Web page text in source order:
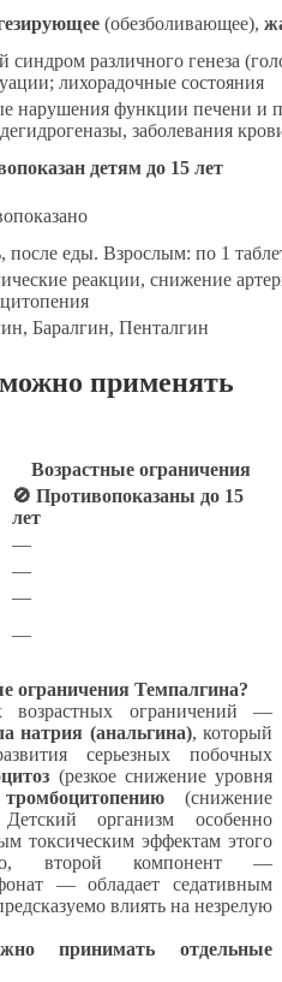
(обезболивающее),
синдром различного генеза
лихорадочные состояния
нарушения функции печени и
заболевания
детям до 15 лет
после еды. Взрослым: по 1
реакции, снижение
Баралгин, Пенталгин
применять
Возрастные ограничения
🚫 Противопоказаны до 15
лет
—
—
—
—
ограничения Темпалгина?
возрастных ограничений —
натрия (анальгина), который
серьезных побочных
(резкое снижение уровня
тромбоцитопению (снижение
организм особенно
токсическим эффектам этого
второй компонент —
— обладает седативным
влиять на незрелую
принимать отдельные